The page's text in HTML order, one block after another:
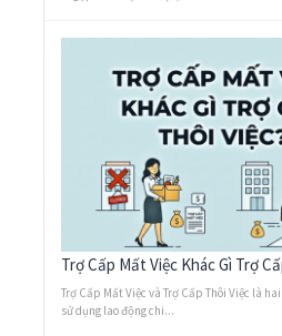
Trợ Cấp Mất Việc Khác Gì Trợ
Trợ Cấp Mất Việc và Trợ Cấp Thôi Việc là
sử dụng lao động chi...